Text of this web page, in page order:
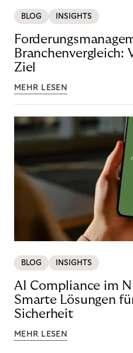
BLOG INSIGHTS
Branchenvergleich:
Ziel
MEHR LESEN
BLOG INSIGHTS
AI Compliance im
Smarte Lösungen
Sicherheit
MEHR LESEN